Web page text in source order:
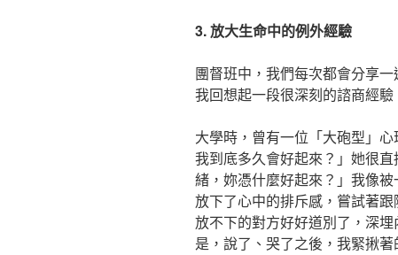
3. 放大生命中的例外經驗
團督班中，我們每次都會分享
我回想起一段很深刻的諮商經驗
大學時，曾有一位「大砲型」
我到底多久會好起來？」她很
緒，妳憑什麼好起來？」我像
放下了心中的排斥感，嘗試著
放不下的對方好好道別了，深
是，說了、哭了之後，我緊揪